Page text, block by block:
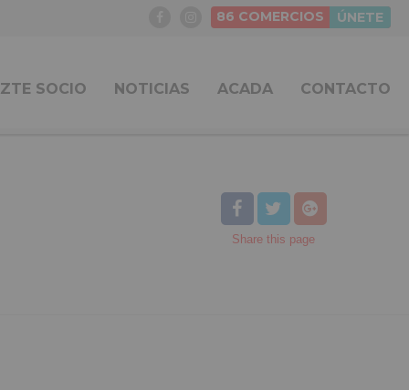
86 COMERCIOS ÚNETE
SOCIO NOTICIAS ACADA CONTACTO
Share this page